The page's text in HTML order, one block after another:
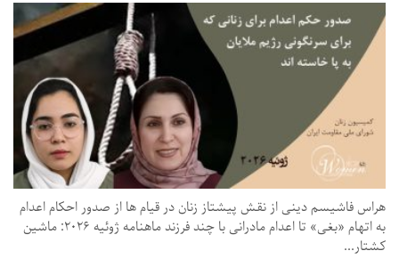
هراس فاشیسم دینی از نقش پیشتاز زنان در قیام ها از صدور احکام اعدام
به اتهام «بغی» تا اعدام مادرانی با چند فرزند ماهنامه ژوئیه ۲۰۲۶: ماشین
کشتار...